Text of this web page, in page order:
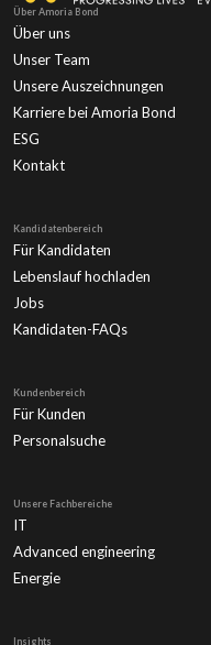
Über Amoria Bond
Über uns
Unser Team
Unsere Auszeichnungen
Karriere bei Amoria Bond
ESG
Kontakt
Kandidatenbereich
Für Kandidaten
Lebenslauf hochladen
Jobs
Kandidaten-FAQs
Kundenbereich
Für Kunden
Personalsuche
Unsere Fachbereiche
IT
Advanced engineering
Energie
Insights